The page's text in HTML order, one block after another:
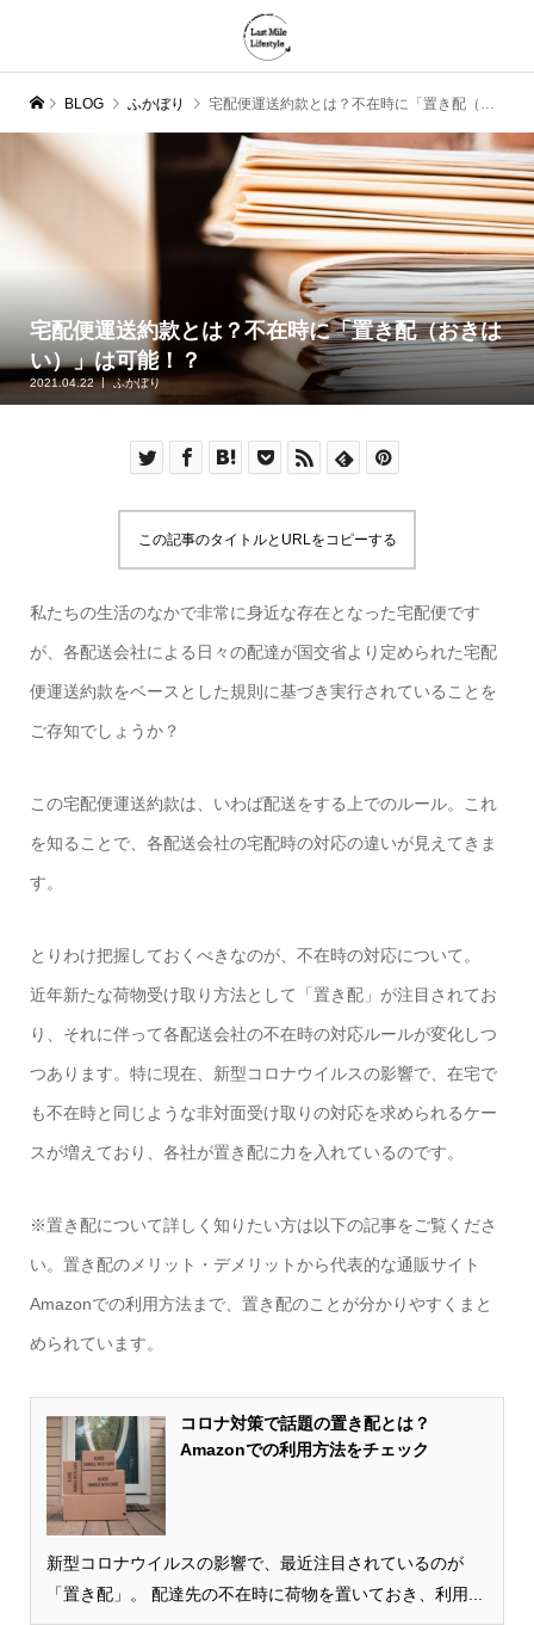
BLOG ふかぼり 宅配便運送約款とは？不在時に「置き配（おきはい）」は可能！？
宅配便運送約款とは？不在時に「置き配（おきは
い）」は可能！？
2021.04.22 ふかぼり
この記事のタイトルとURLをコピーする
私たちの生活のなかで非常に身近な存在となった宅配便です
が、各配送会社による日々の配達が国交省より定められた宅配
便運送約款をベースとした規則に基づき実行されていることを
ご存知でしょうか？
この宅配便運送約款は、いわば配送をする上でのルール。これ
を知ることで、各配送会社の宅配時の対応の違いが見えてきま
す。
とりわけ把握しておくべきなのが、不在時の対応について。
近年新たな荷物受け取り方法として「置き配」が注目されてお
り、それに伴って各配送会社の不在時の対応ルールが変化しつ
つあります。特に現在、新型コロナウイルスの影響で、在宅で
も不在時と同じような非対面受け取りの対応を求められるケー
スが増えており、各社が置き配に力を入れているのです。
※置き配について詳しく知りたい方は以下の記事をご覧くださ
い。置き配のメリット・デメリットから代表的な通販サイト
Amazonでの利用方法まで、置き配のことが分かりやすくまと
められています。
コロナ対策で話題の置き配とは？
Amazonでの利用方法をチェック
新型コロナウイルスの影響で、最近注目されているのが
「置き配」。 配達先の不在時に荷物を置いておき、利用...